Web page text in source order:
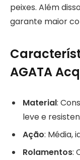
peixes. Além
garante maior
AGATA
Material:
leve e
Ação: Média,
Rolamentos: